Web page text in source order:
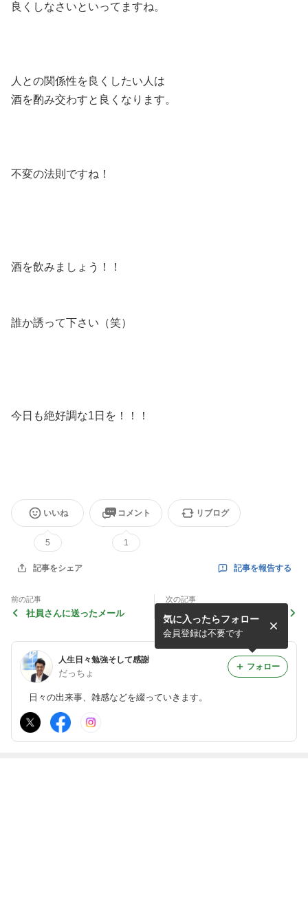
良くしなさいといってますね。
人との関係性を良くしたい人は
酒を酌み交わすと良くなります。
不変の法則ですね！
酒を飲みましょう！！
誰か誘って下さい（笑）
今日も絶好調な1日を！！！
いいね
5
コメント
1
リブログ
記事をシェア 記事を報告する
前の記事
社員さんに送ったメール
次の記事
岡村浪漫ツアーに行って来ま
した！の振り返り
人生日々勉強そして感謝
だっちょ
日々の出来事、雑感などを綴っていきます。
気に入ったらフォロー
会員登録は不要です
フォロー